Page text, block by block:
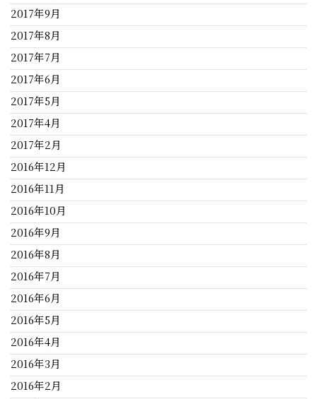
2017年9月
2017年8月
2017年7月
2017年6月
2017年5月
2017年4月
2017年2月
2016年12月
2016年11月
2016年10月
2016年9月
2016年8月
2016年7月
2016年6月
2016年5月
2016年4月
2016年3月
2016年2月